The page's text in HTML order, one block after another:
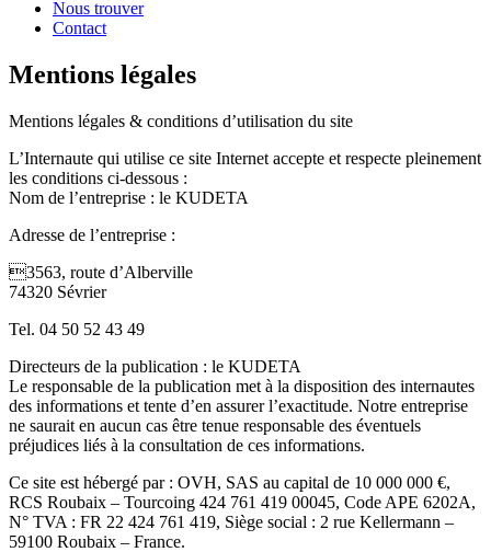
Nous trouver
Contact
Mentions légales
Mentions légales & conditions d’utilisation du site
L’Internaute qui utilise ce site Internet accepte et respecte pleinement
les conditions ci-dessous :
Nom de l’entreprise : le KUDETA
Adresse de l’entreprise :
3563, route d’Alberville
74320 Sévrier
Tel. 04 50 52 43 49
Directeurs de la publication : le KUDETA
Le responsable de la publication met à la disposition des internautes
des informations et tente d’en assurer l’exactitude. Notre entreprise
ne saurait en aucun cas être tenue responsable des éventuels
préjudices liés à la consultation de ces informations.
Ce site est hébergé par : OVH, SAS au capital de 10 000 000 €,
RCS Roubaix – Tourcoing 424 761 419 00045, Code APE 6202A,
N° TVA : FR 22 424 761 419, Siège social : 2 rue Kellermann –
59100 Roubaix – France.